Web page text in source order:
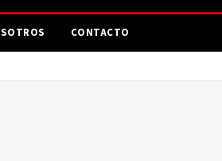
CONTACTO